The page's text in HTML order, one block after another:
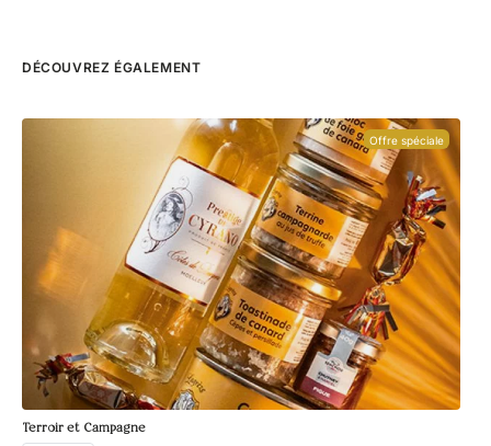
DÉCOUVREZ ÉGALEMENT
Offre spéciale
Terroir et Campagne